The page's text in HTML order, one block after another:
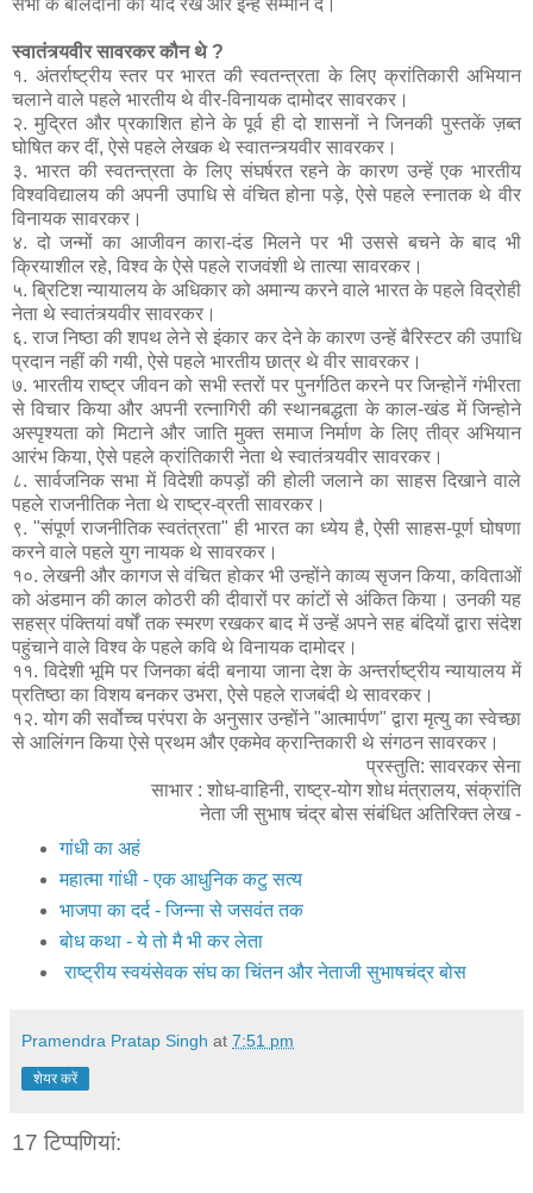
सभी के बलिदानों को याद रखे और इन्हें सम्मान दे।
स्वातंत्र्यवीर सावरकर कौन थे ?
१. अंतर्राष्ट्रीय स्तर पर भारत की स्वतन्त्रता के लिए क्रांतिकारी अभियान
चलाने वाले पहले भारतीय थे वीर-विनायक दामोदर सावरकर।
२. मुद्रित और प्रकाशित होने के पूर्व ही दो शासनों ने जिनकी पुस्तकें ज़ब्त
घोषित कर दीं, ऐसे पहले लेखक थे स्वातन्त्र्यवीर सावरकर।
३. भारत की स्वतन्त्रता के लिए संघर्षरत रहने के कारण उन्हें एक भारतीय
विश्वविद्यालय की अपनी उपाधि से वंचित होना पड़े, ऐसे पहले स्नातक थे वीर
विनायक सावरकर।
४. दो जन्मों का आजीवन कारा-दंड मिलने पर भी उससे बचने के बाद भी
क्रियाशील रहे, विश्व के ऐसे पहले राजवंशी थे तात्या सावरकर।
५. ब्रिटिश न्यायालय के अधिकार को अमान्य करने वाले भारत के पहले विद्रोही
नेता थे स्वातंत्र्यवीर सावरकर।
६. राज निष्ठा की शपथ लेने से इंकार कर देने के कारण उन्हें बैरिस्टर की उपाधि
प्रदान नहीं की गयी, ऐसे पहले भारतीय छात्र थे वीर सावरकर।
७. भारतीय राष्ट्र जीवन को सभी स्तरों पर पुनर्गठित करने पर जिन्होनें गंभीरता
से विचार किया और अपनी रत्नागिरी की स्थानबद्धता के काल-खंड में जिन्होने
अस्पृश्यता को मिटाने और जाति मुक्त समाज निर्माण के लिए तीव्र अभियान
आरंभ किया, ऐसे पहले क्रांतिकारी नेता थे स्वातंत्र्यवीर सावरकर।
८. सार्वजनिक सभा में विदेशी कपड़ों की होली जलाने का साहस दिखाने वाले
पहले राजनीतिक नेता थे राष्ट्र-व्रती सावरकर।
९. "संपूर्ण राजनीतिक स्वतंत्रता" ही भारत का ध्येय है, ऐसी साहस-पूर्ण घोषणा
करने वाले पहले युग नायक थे सावरकर।
१०. लेखनी और कागज से वंचित होकर भी उन्होंने काव्य सृजन किया, कविताओं
को अंडमान की काल कोठरी की दीवारों पर कांटों से अंकित किया। उनकी यह
सहस्र पंक्तियां वर्षों तक स्मरण रखकर बाद में उन्हें अपने सह बंदियों द्वारा संदेश
पहुंचाने वाले विश्व के पहले कवि थे विनायक दामोदर।
११. विदेशी भूमि पर जिनका बंदी बनाया जाना देश के अन्तर्राष्ट्रीय न्यायालय में
प्रतिष्ठा का विशय बनकर उभरा, ऐसे पहले राजबंदी थे सावरकर।
१२. योग की सर्वोच्च परंपरा के अनुसार उन्होंने "आत्मार्पण" द्वारा मृत्यु का स्वेच्छा
से आलिंगन किया ऐसे प्रथम और एकमेव क्रान्तिकारी थे संगठन सावरकर।
प्रस्तुति: सावरकर सेना
साभार : शोध-वाहिनी, राष्ट्र-योग शोध मंत्रालय, संक्रांति
नेता जी सुभाष चंद्र बोस संबंधित अतिरिक्त लेख -
गांधी का अहं
महात्‍मा गांधी - एक आधुनिक कटु सत्‍य
भाजपा का दर्द - जिन्‍ना से जसवंत तक
बोध कथा - ये तो मै भी कर लेता
राष्ट्रीय स्वयंसेवक संघ का चिंतन और नेताजी सुभाषचंद्र बोस
Pramendra Pratap Singh at 7:51 pm
शेयर करें
17 टिप्‍पणियां: